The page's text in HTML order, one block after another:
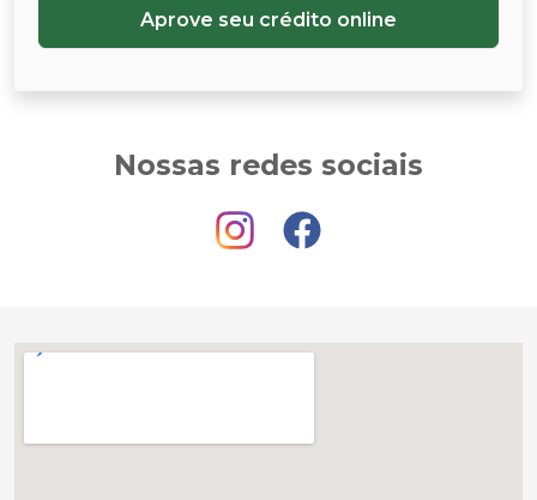
Aprove seu crédito online
Nossas redes sociais